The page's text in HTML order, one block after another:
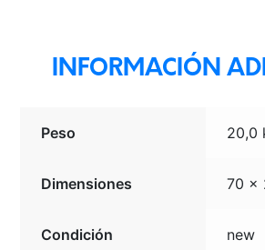
INFORMACIÓN
Peso 20,0
Dimensiones 70 ×
Condición new